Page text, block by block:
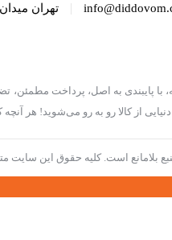
| تهران
با پایبندی به اصل، پرداخت
از کالا رو به رو می‌شوید! هر آنچه
بلامانع است. کلیه حقوق این سایت